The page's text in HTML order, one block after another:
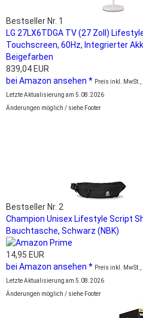
Bestseller Nr. 1
LG 27LX6TDGA TV (27 Zoll)
Touchscreen, 60Hz, Integrierter
Beigefarben
839,04 EUR
bei Amazon ansehen * Preis inkl.
Letzte Aktualisierung am 5.08.2026
Änderungen möglich / siehe Footer
Bestseller Nr. 2
Champion Unisex Lifestyle Script
Bauchtasche, Schwarz (NBK)
14,95 EUR
bei Amazon ansehen * Preis inkl.
Letzte Aktualisierung am 5.08.2026
Änderungen möglich / siehe Footer